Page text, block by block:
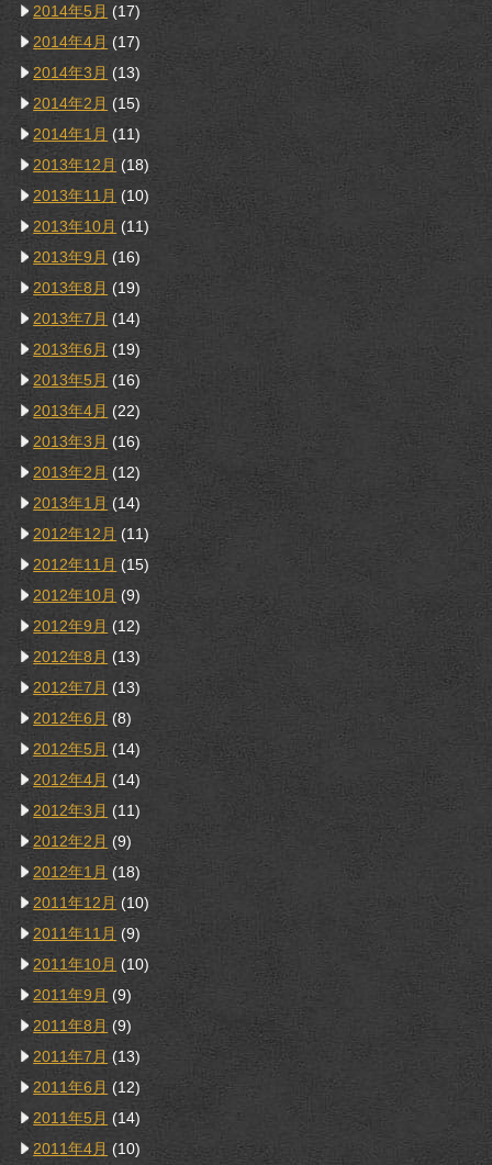
2014年5月 (17)
2014年4月 (17)
2014年3月 (13)
2014年2月 (15)
2014年1月 (11)
2013年12月 (18)
2013年11月 (10)
2013年10月 (11)
2013年9月 (16)
2013年8月 (19)
2013年7月 (14)
2013年6月 (19)
2013年5月 (16)
2013年4月 (22)
2013年3月 (16)
2013年2月 (12)
2013年1月 (14)
2012年12月 (11)
2012年11月 (15)
2012年10月 (9)
2012年9月 (12)
2012年8月 (13)
2012年7月 (13)
2012年6月 (8)
2012年5月 (14)
2012年4月 (14)
2012年3月 (11)
2012年2月 (9)
2012年1月 (18)
2011年12月 (10)
2011年11月 (9)
2011年10月 (10)
2011年9月 (9)
2011年8月 (9)
2011年7月 (13)
2011年6月 (12)
2011年5月 (14)
2011年4月 (10)